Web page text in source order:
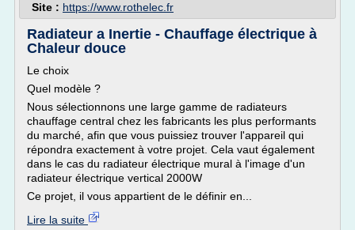
Site : https://www.rothelec.fr
Radiateur a Inertie - Chauffage électrique à
Chaleur douce
Le choix
Quel modèle ?
Nous sélectionnons une large gamme de radiateurs
chauffage central chez les fabricants les plus performants
du marché, afin que vous puissiez trouver l'appareil qui
répondra exactement à votre projet. Cela vaut également
dans le cas du radiateur électrique mural à l'image d'un
radiateur électrique vertical 2000W
Ce projet, il vous appartient de le définir en...
Lire la suite